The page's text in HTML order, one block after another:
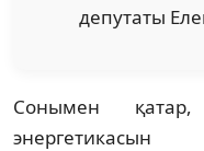
депутаты
Сонымен